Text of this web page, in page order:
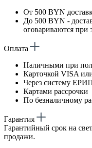
От 500 BYN
До 500 BYN -
оговариваются при
Оплата
Наличными при
Карточкой VISA
Через систему
Картами рассрочки
По безналичному
Гарантия
Гарантийный срок на
продажи.